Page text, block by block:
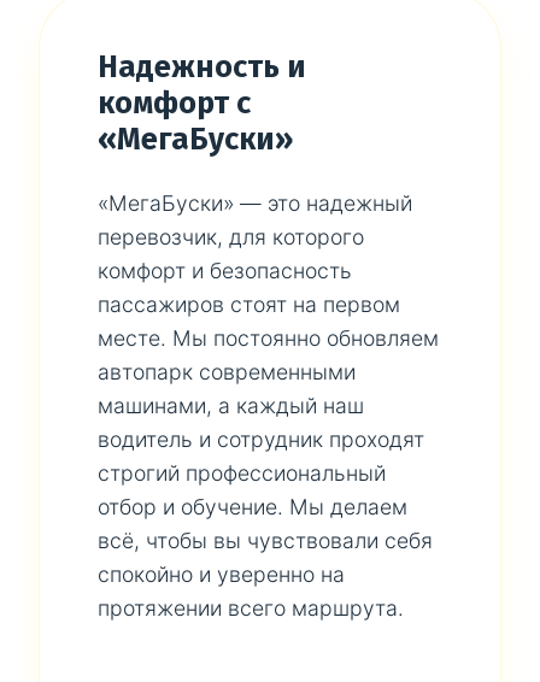
Надежность и
комфорт с
«МегаБуски»
«МегаБуски» — это надежный
перевозчик, для которого
комфорт и безопасность
пассажиров стоят на первом
месте. Мы постоянно обновляем
автопарк современными
машинами, а каждый наш
водитель и сотрудник проходят
строгий профессиональный
отбор и обучение. Мы делаем
всё, чтобы вы чувствовали себя
спокойно и уверенно на
протяжении всего маршрута.